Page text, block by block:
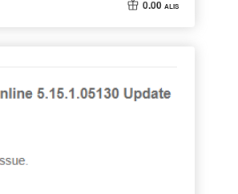
0.00 ALIS